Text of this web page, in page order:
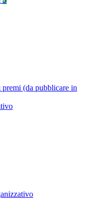
(da pubblicare in